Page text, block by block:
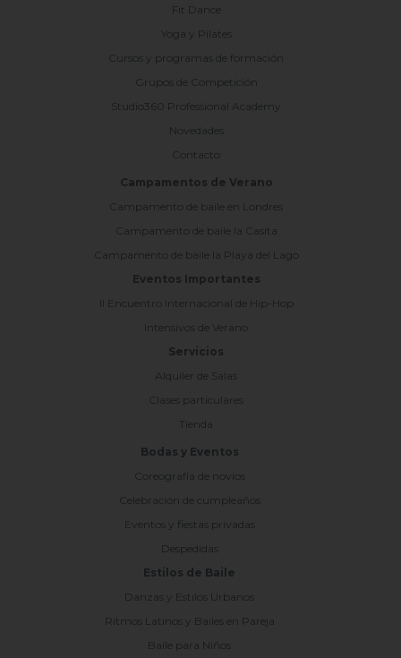
Fit Dance
Yoga y Pilates
Cursos y programas de formación
Grupos de Competición
Studio360 Professional Academy
Novedades
Contacto
Campamentos de Verano
Campamento de baile en Londres
Campamento de baile la Casita
Campamento de baile la Playa del Lago
Eventos Importantes
II Encuentro Internacional de Hip-Hop
Intensivos de Verano
Servicios
Alquiler de Salas
Clases particulares
Tienda
Bodas y Eventos
Coreografía de novios
Celebración de cumpleaños
Eventos y fiestas privadas
Despedidas
Estilos de Baile
Danzas y Estilos Urbanos
Ritmos Latinos y Bailes en Pareja
Baile para Niños